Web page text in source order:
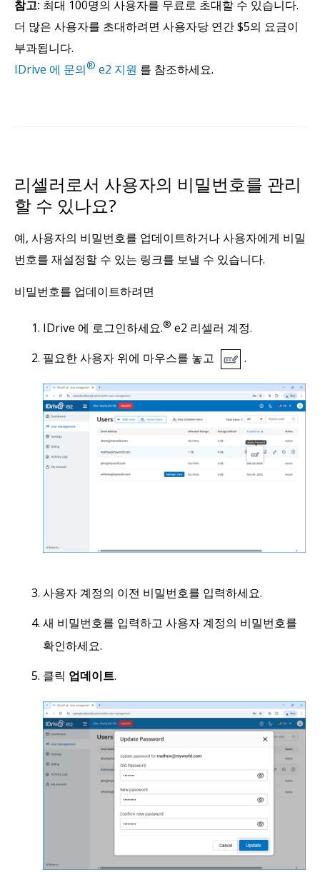
참고: 최대 100명의 사용자를 무료로 초대할 수 있습니다.
더 많은 사용자를 초대하려면 사용자당 연간 $5의 요금이
부과됩니다.
IDrive 에 문의® e2 지원 를 참조하세요.
리셀러로서 사용자의 비밀번호를 관리
할 수 있나요?
예, 사용자의 비밀번호를 업데이트하거나 사용자에게 비밀
번호를 재설정할 수 있는 링크를 보낼 수 있습니다.
비밀번호를 업데이트하려면
IDrive 에 로그인하세요.® e2 리셀러 계정.
필요한 사용자 위에 마우스를 놓고
.
사용자 계정의 이전 비밀번호를 입력하세요.
새 비밀번호를 입력하고 사용자 계정의 비밀번호를
확인하세요.
클릭 업데이트.